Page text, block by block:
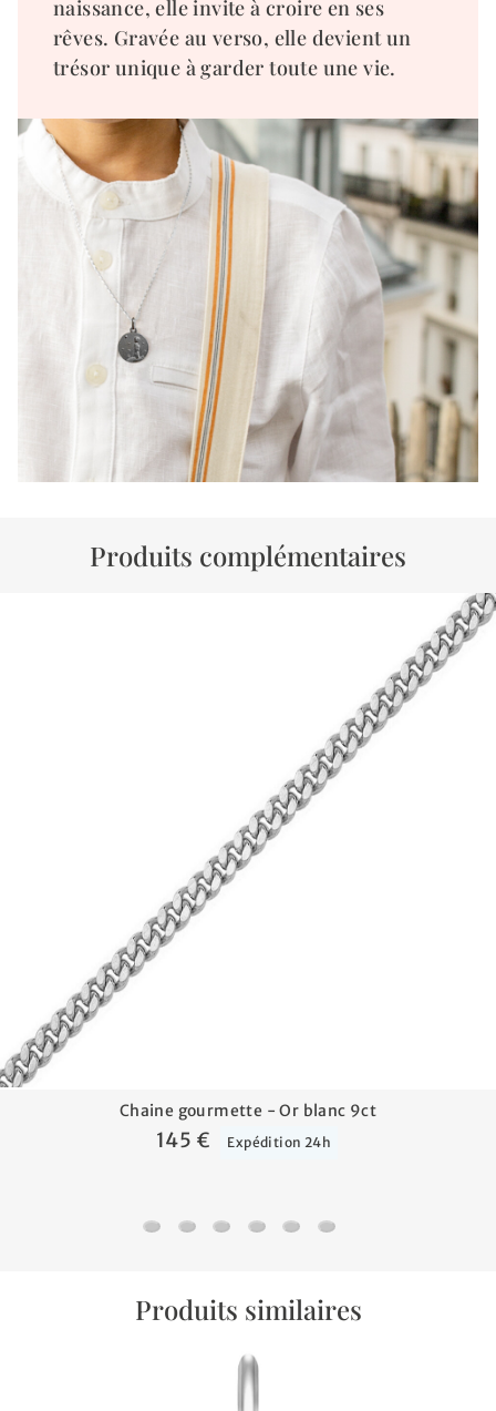
naissance, elle invite à croire en ses
rêves. Gravée au verso, elle devient un
trésor unique à garder toute une vie.
Produits complémentaires
Chaine gourmette - Or blanc 9ct
145 € Expédition 24h
Chaine gourmette - Or blanc 9ct
Chaine forçat rond - Or blanc 9ct
Chaine forçat - Or blanc 9ct
Chaine marine forçat - Or
Gourmette Petit Prince
Chaine forçat
Produits similaires